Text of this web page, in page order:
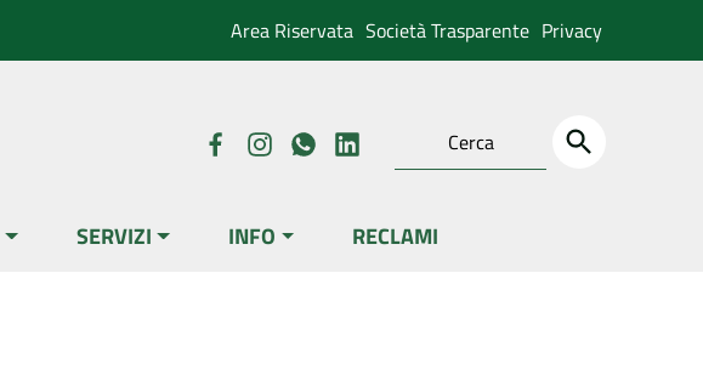
Area Riservata Società Trasparente Privacy
SERVIZI INFO RECLAMI